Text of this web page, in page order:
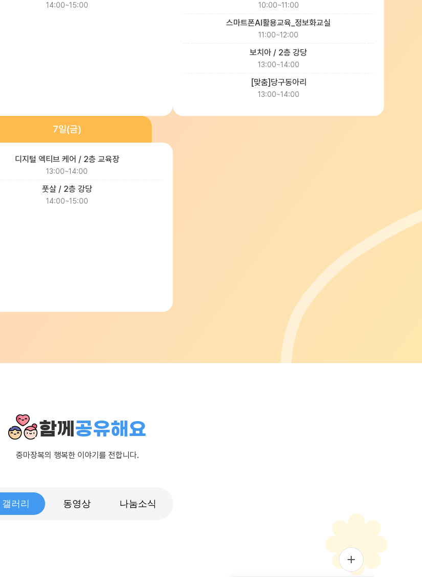
14:00~15:00 10:00~11:00
스마트폰AI활용교육_정보화교실
11:00~12:00
보치아 / 2층 강당
13:00~14:00
[맞춤]당구동아리
13:00~14:00
7일(금)
디지털 엑티브 케어 / 2층 교육장
13:00~14:00
풋살 / 2층 강당
14:00~15:00
함께 공유해요
중마장복의 행복한 이야기를 전합니다.
갤러리 동영상 나눔소식